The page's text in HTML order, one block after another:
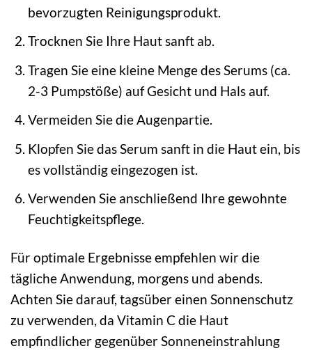
bevorzugten Reinigungsprodukt.
Trocknen Sie Ihre Haut sanft ab.
Tragen Sie eine kleine Menge des Serums (ca.
2-3 Pumpstöße) auf Gesicht und Hals auf.
Vermeiden Sie die Augenpartie.
Klopfen Sie das Serum sanft in die Haut ein, bis
es vollständig eingezogen ist.
Verwenden Sie anschließend Ihre gewohnte
Feuchtigkeitspflege.
Für optimale Ergebnisse empfehlen wir die
tägliche Anwendung, morgens und abends.
Achten Sie darauf, tagsüber einen Sonnenschutz
zu verwenden, da Vitamin C die Haut
empfindlicher gegenüber Sonneneinstrahlung